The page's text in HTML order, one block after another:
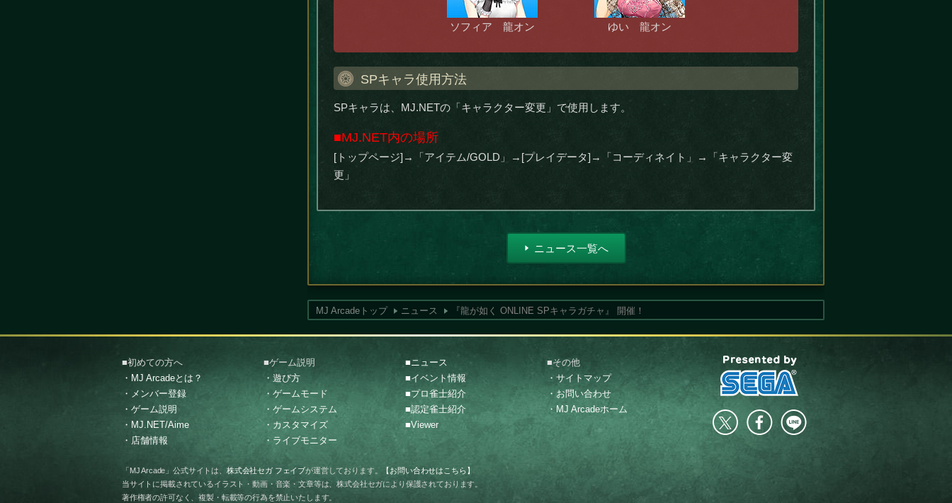
ソフィア 龍オン ゆい 龍オン
SPキャラ使用方法
SPキャラは、MJ.NETの「キャラクター変更」で使用します。
■MJ.NET内の場所
[トップページ]→「アイテム/GOLD」→[プレイデータ]→「コーディネイト」→「キャラクター変
更」
ニュース一覧へ
MJ Arcadeトップ ニュース 『龍が如く ONLINE SPキャラガチャ』 開催！
■初めての方へ
・MJ Arcadeとは？
・メンバー登録
・ゲーム説明
・MJ.NET/Aime
・店舗情報
■ゲーム説明
・遊び方
・ゲームモード
・ゲームシステム
・カスタマイズ
・ライブモニター
■ニュース
■イベント情報
■プロ雀士紹介
■認定雀士紹介
■Viewer
■その他
・サイトマップ
・お問い合わせ
・MJ Arcadeホーム
「MJ Arcade」公式サイトは、 株式会社セガ フェイブが運営しております。
【お問い合わせはこちら】
当サイトに掲載されているイラスト・動画・音楽・文章等は、株式会社セガにより保護されております。
著作権者の許可なく、複製・転載等の行為を禁止いたします。